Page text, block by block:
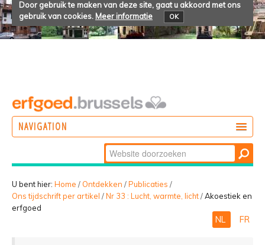
Door gebruik te maken van deze site, gaat u akkoord met ons
gebruik van cookies. Meer informatie OK
NAVIGATION
BELEVEN
Zoek
Geavanceerd
zoeken...
U bent hier: Home / Ontdekken /Publicaties /
Ons tijdschrift per artikel /Nr 33 : Lucht, warmte, licht/Akoestiek en
erfgoed
NL FR